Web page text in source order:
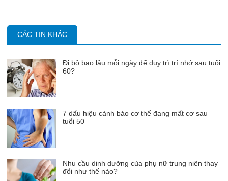
CÁC TIN KHÁC
Đi bộ bao lâu mỗi ngày để duy trì trí nhớ sau tuổi
60?
7 dấu hiệu cảnh báo cơ thể đang mất cơ sau
tuổi 50
Nhu cầu dinh dưỡng của phụ nữ trung niên thay
đổi như thế nào?